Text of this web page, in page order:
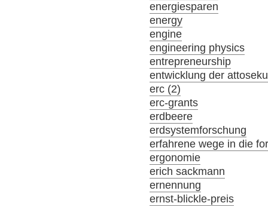
energiesparen
energy
engine
engineering physics
entrepreneurship
entwicklung der
erc (2)
erc-grants
erdbeere
erdsystemforschung
erfahrene wege in die
ergonomie
erich sackmann
ernennung
ernst-blickle-preis